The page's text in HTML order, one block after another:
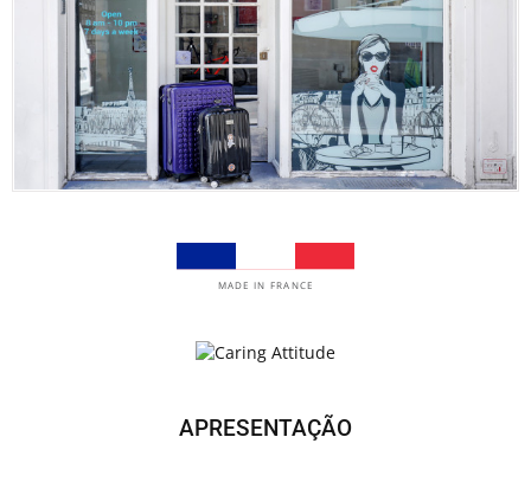
MADE IN FRANCE
APRESENTAÇÃO